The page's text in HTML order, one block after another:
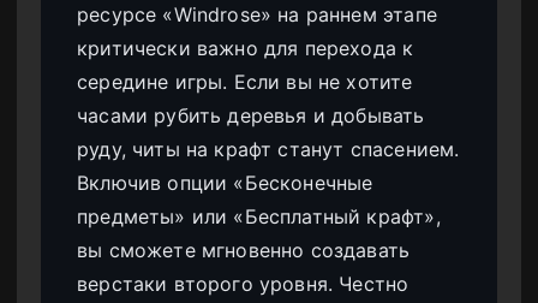
ресурсе «Windrose» на раннем этапе
критически важно для перехода к
середине игры. Если вы не хотите
часами рубить деревья и добывать
руду, читы на крафт станут спасением.
Включив опции «Бесконечные
предметы» или «Бесплатный крафт»,
вы сможете мгновенно создавать
верстаки второго уровня. Честно